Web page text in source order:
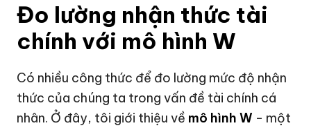
Đo lường nhận thức tài
chính với mô hình W
Có nhiều công thức để đo lường mức độ nhận
thức của chúng ta trong vấn đề tài chính cá
nhân. Ở đây, tôi giới thiệu về mô hình W - một